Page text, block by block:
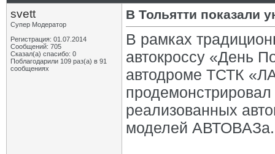
svett
Супер Модератор
Регистрация: 01.07.2014
Сообщений: 705
Сказал(а) спасибо: 0
Поблагодарили 109 раз(а) в 91
сообщениях
В Тольятти показали
В рамках
автокроссу «День
автодроме ТСТК
реализованных
моделей АВТОВАЗа.